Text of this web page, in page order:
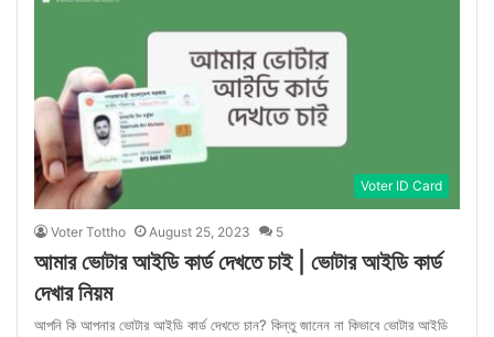
Voter ID Card
Voter Tottho August 25, 2023 5
আমার ভোটার আইডি কার্ড দেখতে চাই | ভোটার আইডি কার্ড
দেখার নিয়ম
আপনি কি আপনার ভোটার আইডি কার্ড দেখতে চান? কিন্তু জানেন না কিভাবে ভোটার আইডি